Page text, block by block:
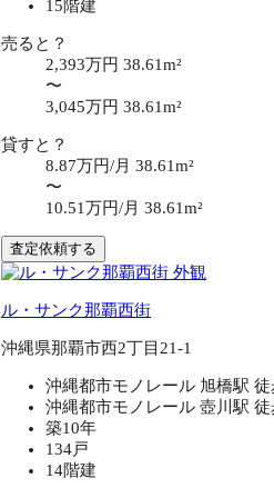
15階建
売ると？
2,393万円 38.61m²
〜
3,045万円 38.61m²
貸すと？
8.87万円/月 38.61m²
〜
10.51万円/月 38.61m²
査定依頼する
ル・サンク那覇西街
沖縄県那覇市西2丁目21-1
沖縄都市モノレール 旭橋駅 徒
沖縄都市モノレール 壺川駅 徒
築10年
134戸
14階建